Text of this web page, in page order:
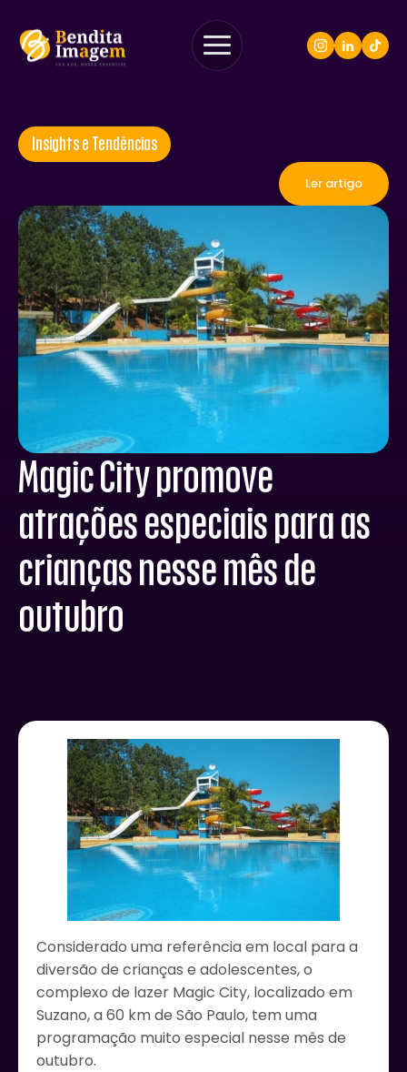
Insights e Tendências
Ler artigo
Magic City promove
atrações especiais para as
crianças nesse mês de
outubro
Considerado uma referência em local para a
diversão de crianças e adolescentes, o
complexo de lazer Magic City, localizado em
Suzano, a 60 km de São Paulo, tem uma
programação muito especial nesse mês de
outubro.